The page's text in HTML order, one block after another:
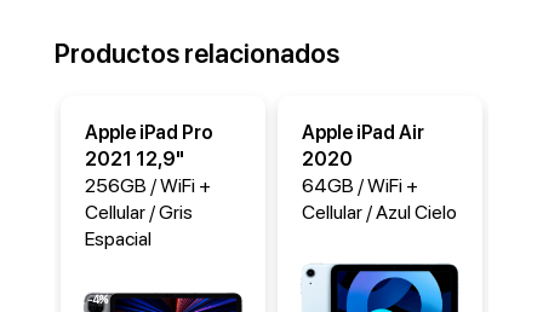
Productos relacionados
Apple iPad Pro
2021 12,9"
256GB / WiFi +
Cellular / Gris
Espacial
-4%
Apple iPad Air
2020
64GB / WiFi +
Cellular / Azul Cielo